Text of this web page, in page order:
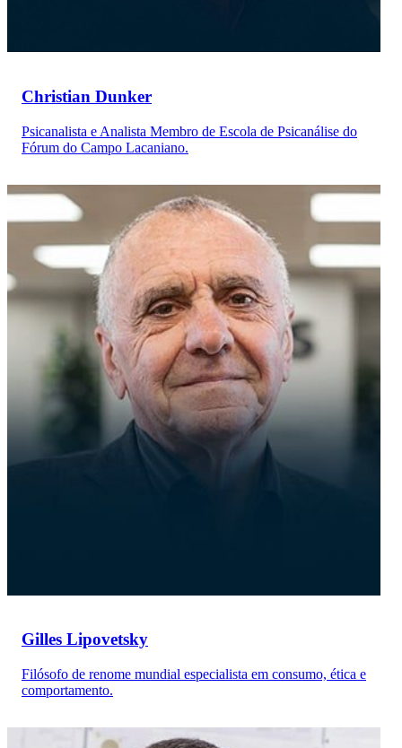
Christian Dunker
Psicanalista e Analista Membro de Escola de Psicanálise do
Fórum do Campo Lacaniano.
Gilles Lipovetsky
Filósofo de renome mundial especialista em consumo, ética e
comportamento.